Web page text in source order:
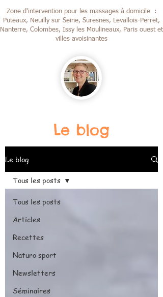
Zone d'intervention pour les massages à domicile :
Puteaux, Neuilly sur Seine, Suresnes, Levallois-Perret,
Nanterre, Colombes, Issy les Moulineaux, Paris ouest et
villes avoisinantes
Le blog
Le blog
Tous les posts
Articles
Recettes
Naturo sport
Newsletters
Séminaires
Tous les posts